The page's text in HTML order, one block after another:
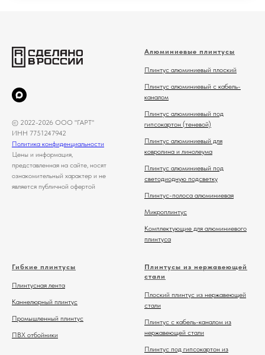
© 2022-2026 ООО "ГАРТ"
ИНН 7751247942
Политика конфиденциальности
Цены и информация,
представленная на сайте, носят
ознакомительный характер и не
является публичной офертой
Алюминиевые плинтусы
Плинтус алюминиевый плоский
Плинтус алюминиевый с кабель-
каналом
Плинтус алюминиевый под
гипсокартон (теневой)
Плинтус алюминиевый для
ковролина и линолеума
Плинтус алюминиевый под
светодиодную подсветку
Плинтус-полоса алюминиевая
Микроплинтус
Комплектующие для алюминиевого
плинтуса
Гибкие плинтусы
Плинтусная лента
Каннелюрный плинтус
Промышленный плинтус
ПВХ отбойники
Плинтусы из нержавеющей
стали
Плоский плинтус из нержавеющей
стали
Плинтус с кабель-каналом из
нержавеющей стали
Плинтус под гипсокартон из